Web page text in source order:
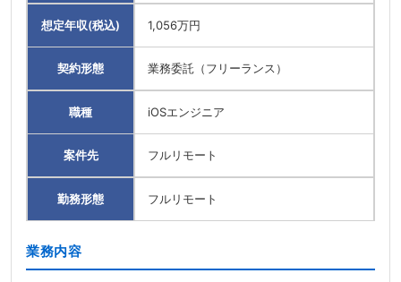
想定年収(税込) 1,056万円
契約形態 業務委託（フリーランス）
職種 iOSエンジニア
案件先 フルリモート
勤務形態 フルリモート
業務内容